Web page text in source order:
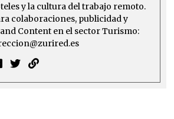
y la cultura del trabajo remoto.
colaboraciones, publicidad y
Content en el sector Turismo: